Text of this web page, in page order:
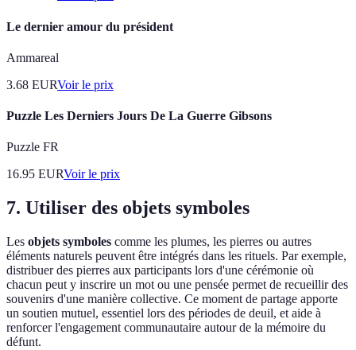
Le dernier amour du président
Ammareal
3.68 EURVoir le prix
Puzzle Les Derniers Jours De La Guerre Gibsons
Puzzle FR
16.95 EURVoir le prix
7. Utiliser des objets symboles
Les objets symboles comme les plumes, les pierres ou autres
éléments naturels peuvent être intégrés dans les rituels. Par exemple,
distribuer des pierres aux participants lors d'une cérémonie où
chacun peut y inscrire un mot ou une pensée permet de recueillir des
souvenirs d'une manière collective. Ce moment de partage apporte
un soutien mutuel, essentiel lors des périodes de deuil, et aide à
renforcer l'engagement communautaire autour de la mémoire du
défunt.